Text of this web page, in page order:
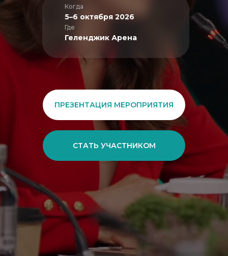
СТАТЬ УЧАСТНИКОМ
ПРЕЗЕНТАЦИЯ МЕРОПРИЯТИЯ
Когда
5–6 октября 2026
Где
Геленджик Арена